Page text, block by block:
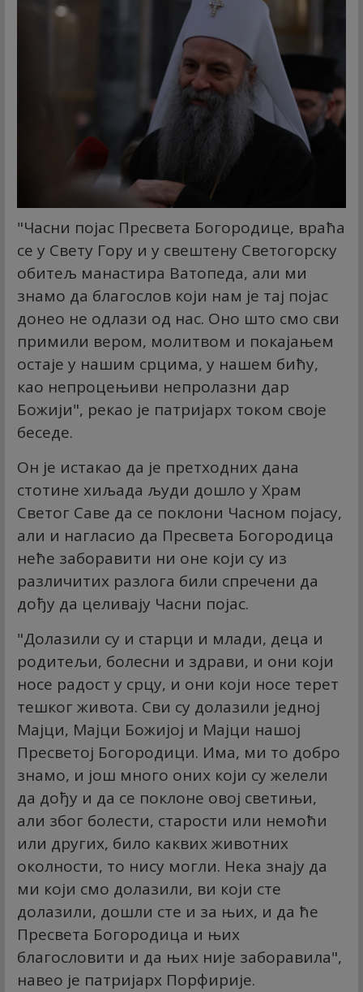
"Часни појас Пресвета Богородице, враћа
се у Свету Гору и у свештену Светогорску
обитељ манастира Ватопеда, али ми
знамо да благослов који нам је тај појас
донео не одлази од нас. Оно што смо сви
примили вером, молитвом и покајањем
остаје у нашим срцима, у нашем бићу,
као непроцењиви непролазни дар
Божији", рекао је патријарх током своје
беседе.
Он је истакао да је претходних дана
стотине хиљада људи дошло у Храм
Светог Саве да се поклони Часном појасу,
али и нагласио да Пресвета Богородица
неће заборавити ни оне који су из
различитих разлога били спречени да
дођу да целивају Часни појас.
"Долазили су и старци и млади, деца и
родитељи, болесни и здрави, и они који
носе радост у срцу, и они који носе терет
тешког живота. Сви су долазили једној
Мајци, Мајци Божијој и Мајци нашој
Пресветој Богородици. Има, ми то добро
знамо, и још много оних који су желели
да дођу и да се поклоне овој светињи,
али због болести, старости или немоћи
или других, било каквих животних
околности, то нису могли. Нека знају да
ми који смо долазили, ви који сте
долазили, дошли сте и за њих, и да ће
Пресвета Богородица и њих
благословити и да њих није заборавила",
навео је патријарх Порфирије.